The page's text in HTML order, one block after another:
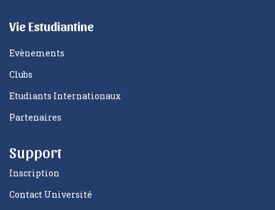
Vie Estudiantine
Evènements
Clubs
Etudiants Internationaux
Partenaires
Support
Inscription
Contact Université